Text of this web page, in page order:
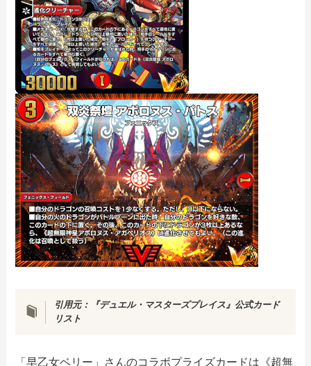
引用元：『デュエル・マスターズプレイス』公式カード
リスト
「早乙女ベリー」さんのコラボプライズカードは《超無